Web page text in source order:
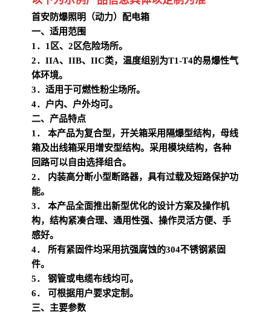
首安防爆照明（动力）配电箱
一、适用范围
1．1区、2区危险场所。
2．IIA、IIB、IIC类，温度组别为T1-T4的易爆性气
体环境。
3．适用于可燃性粉尘场所。
4．户内、户外均可。
二、产品特点
1． 本产品为复合型，开关箱采用隔爆型结构，母线
箱及出线箱采用增安型结构。采用模块结构，各种
回路可以自由选择组合。
2． 内装高分断小型断路器，具有过载及短路保护功
能。
3． 本产品全面推出新型优化的设计方案及操作机
构，结构紧凑合理、通用性强、操作灵活方便、手
感好。
4． 所有紧固件均采用抗强腐蚀的304不锈钢紧固
件。
5． 钢管或电缆布线均可。
6． 可根据用户要求定制。
三、主要参数